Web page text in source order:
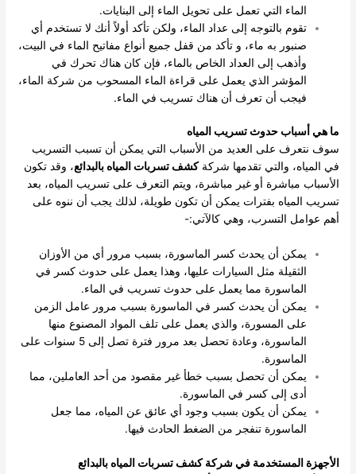
الماء التي تعمل على تحويل الماء إلى البنايات.
تقوم بالتوجه إلى عداد الماء، ولكن تأكد أولاً أنك لا تستخدم أي
صنبور به ماء، و تأكد من قفل جميع أنواع مفاتيح الماء في البيت،
وأذهب إلى العداد الخاص بالماء، فإن كان هناك تحرك في
المؤشر الذي يعمل على قراءة الماء المسحوب من شركة الماء،
فيجب أن تعرف أن هناك تسريب في الماء.
ما هي أسباب حدوث تسريب المياه
سوف نتعرف على العديد من الأسباب التي يمكن أن تسبب التسريب
في المياه، والتي تقدمها شركةكشف تسربات المياه بالبدائع، وقد تكون
الأسباب مباشرة أو غير مباشرة، ويتم التعرف على تسريب المياه، بعد
تسريب المياه بفترات يمكن أن تكون طويلة، لذلك يجب أن ننوه على
أهم عوامل التسرب، وهي كالآتي:-
يمكن أن يحدث كسر الماسورة، بسبب مرور أي من الأوزان
الثقيلة مثل السيارات عليها، وهذا يعمل على حدوث كسر في
الماسورة مما يعمل على حدوث تسريب في الماء.
يمكن أن يحدث كسر في الماسورة بسبب مرور عامل الزمن
على المسورة، والذي يعمل على تلف المواد المصنوع منها
الماسورة، وعادة تحصل بعد مرور فترة تصل إلى 5 سنوات على
الماسورة.
يمكن أن تحصل بسبب خطأ غير مقصود من أحد العاملين، مما
أدى إلى كسر في الماسورة.
يمكن أن يكون بسبب وجود أي عائق عن المياه، مما جعل
الماسورة تنفجر من الضغط الحادث فيها.
الأجهزة المستخدمة في شركة كشف تسربات المياه بالبدائع